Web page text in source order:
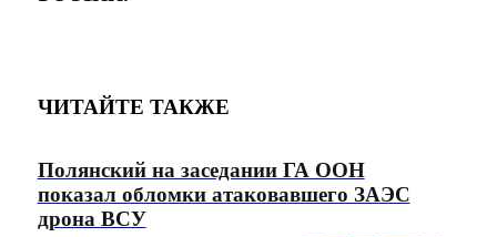
ЧИТАЙТЕ ТАКЖЕ
Полянский на заседании ГА ООН
показал обломки атаковавшего ЗАЭС
дрона ВСУ